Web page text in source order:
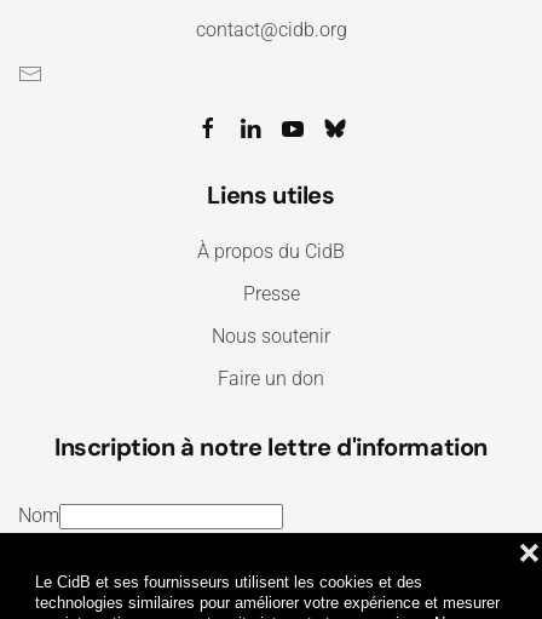
Le CidB et ses fournisseurs utilisent les cookies et des
technologies similaires pour améliorer votre expérience et mesurer
❌
contact@cidb.org
Liens utiles
À propos du CidB
Presse
Nous soutenir
Faire un don
Inscription à notre lettre d'information
Nom
J’ai lu et j’accepte lesTermes et conditionset la